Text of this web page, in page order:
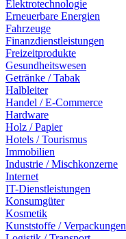
Elektrotechnologie
Erneuerbare Energien
Fahrzeuge
Finanzdienstleistungen
Freizeitprodukte
Gesundheitswesen
Getränke / Tabak
Halbleiter
Handel / E-Commerce
Hardware
Holz / Papier
Hotels / Tourismus
Immobilien
Industrie / Mischkonzerne
Internet
IT-Dienstleistungen
Konsumgüter
Kosmetik
Kunststoffe / Verpackungen